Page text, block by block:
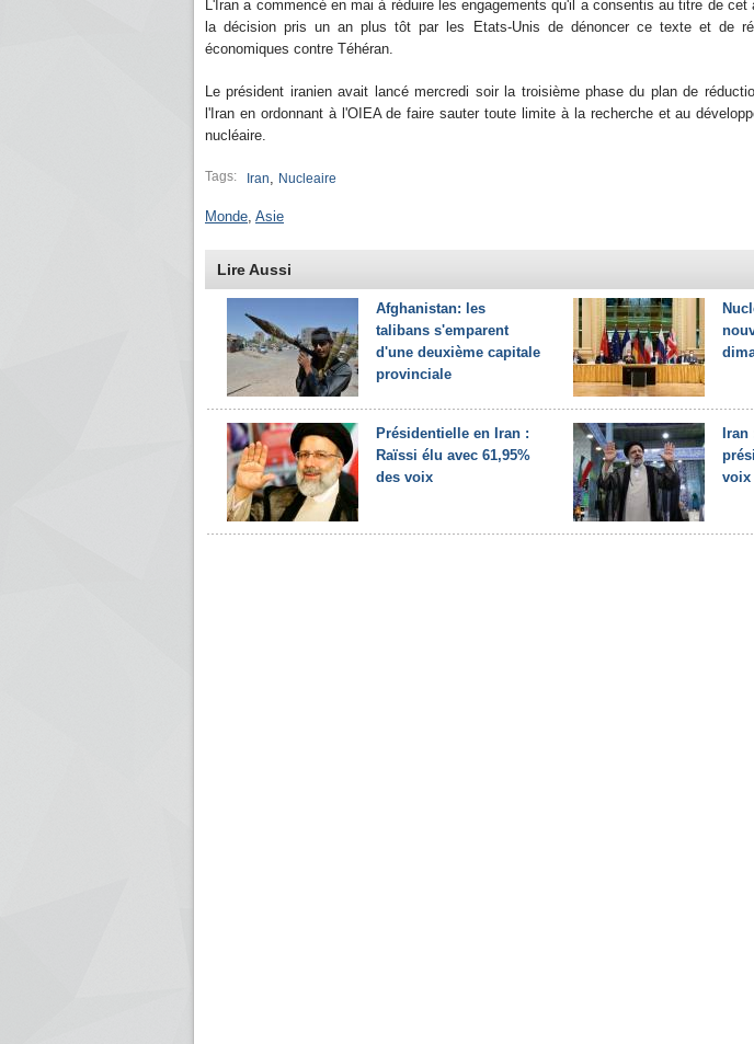
L'Iran a commencé en mai à réduire les engagements qu'il a consentis au titre de cet
la décision pris un an plus tôt par les Etats-Unis de dénoncer ce texte et de
économiques contre Téhéran.
Le président iranien avait lancé mercredi soir la troisième phase du plan de
l'Iran en ordonnant à l'OIEA de faire sauter toute limite à la recherche et au
nucléaire.
Tags: Iran, Nucleaire
Monde, Asie
Lire Aussi
Afghanistan: les
talibans s'emparent
d'une deuxième capitale
provinciale
Présidentielle en Iran :
Raïssi élu avec 61,95%
des voix
voix